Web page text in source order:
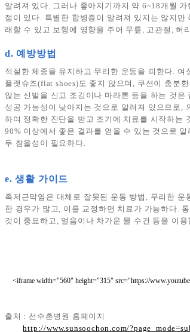
알려져 있다. 그러나 좋아지기까지 약 6~18개월
점이 있다. 특별한 합병증이 알려져 있지는 않지
래할 수 있고 보행에 영향을 주어 무릎, 고관절, 허
d. 예방방법
적절한 체중을 유지하고 무리한 운동을 피한다.
플랫슈즈(flat shoes)도 좋지 않으며, 쿠션이 충분
않는 신발을 신고 조깅이나 마라톤 등을 하는 것
성공 가능성이 낮아지는 것으로 알려져 있으므로,
하여 정확한 진단을 받고 조기에 치료를 시작하는
90% 이상에서 좋은 결과를 얻을 수 있는 것으로
두 참을성이 필요하다.
e. 생활 가이드
족저근막염은 대체로 잘못된 운동 방법, 무리한
한 경우가 많고, 이를 교정하면 치료가 가능하다.
것이 중요하고, 얼음이나 차가운 물 수건 등을 이
<iframe width="560" height="315" src="https://
출처 : 선수촌병원 홈페이지
http://www.sunsoochon.com/